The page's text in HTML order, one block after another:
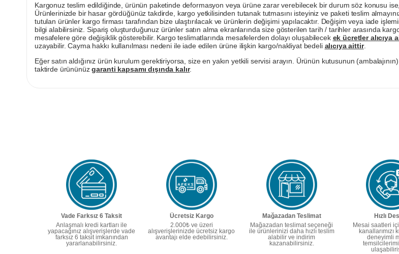
Kargonuz teslim edildiğinde, ürünün paketinde deformasyon veya ürüne zarar verebilecek bir durum söz konusu
Ürünlerinizde bir hasar gördüğünüz takdirde, kargo yetkilisinden tutanak tutmasını isteyiniz ve paketi teslim
tutulan ürünler kargo firması tarafından bize ulaştırılacak ve ürünlerin değişimi yapılacaktır. Değişim veya iade
bilgi alabilirsiniz. Sipariş oluşturduğunuz ürünler satın alma ekranlarında size gösterilen tarih / tarihler arasında
mesafelere göre değişiklik gösterebilir. Kargo teslimatlarında mesafelerden dolayı oluşabilecek ek ücretler alıcıya
uzayabilir. Cayma hakkı kullanılması nedeni ile iade edilen ürüne ilişkin kargo/nakliyat bedeli alıcıya aittir.
Eğer satın aldığınız ürün kurulum gerektiriyorsa, size en yakın yetkili servisi arayın. Ürünün kutusunun
taktirde ürününüzgaranti kapsamı dışında kalır.
Vade Farksız 6 Taksit
Anlaşmalı kredi kartları ile
yapacağınız alışverişlerde vade
farksız 6 taksit imkanından
yararlanabilirsiniz.
Ücretsiz Kargo
2.000₺ ve üzeri
alışverişlerinizde ücretsiz kargo
avantajı elde edebilirsiniz.
Mağazadan Teslimat
Mağazadan teslimat seçeneği
ile ürünlerinizi daha hızlı teslim
alabilir ve indirim
kazanabilirsiniz.
Hızlı
Mesai saatleri
kanallarımızı
deneyimli